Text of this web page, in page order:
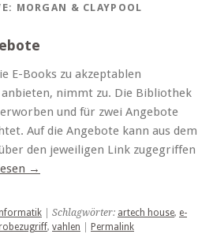
MORGAN & CLAYPOOL
E-Books zu akzeptablen
nimmt zu. Die Bibliothek
und für zwei Angebote
Auf die Angebote kann aus dem
den jeweiligen Link zugegriffen
→
| Schlagwörter: artech house, e-
, vahlen Permalink